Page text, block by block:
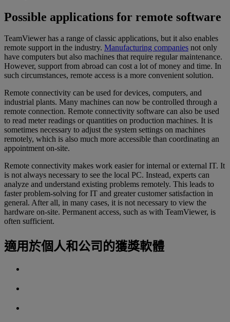
Possible applications for remote software
TeamViewer has a range of classic applications, but it also enables
remote support in the industry. Manufacturing companies not only
have computers but also machines that require regular maintenance.
However, support from abroad can cost a lot of money and time. In
such circumstances, remote access is a more convenient solution.
Remote connectivity can be used for devices, computers, and
industrial plants. Many machines can now be controlled through a
remote connection. Remote connectivity software can also be used
to read meter readings or quantities on production machines. It is
sometimes necessary to adjust the system settings on machines
remotely, which is also much more accessible than coordinating an
appointment on-site.
Remote connectivity makes work easier for internal or external IT. It
is not always necessary to see the local PC. Instead, experts can
analyze and understand existing problems remotely. This leads to
faster problem-solving for IT and greater customer satisfaction in
general. After all, in many cases, it is not necessary to view the
hardware on-site. Permanent access, such as with TeamViewer, is
often sufficient.
適用於個人和公司的獲獎軟體